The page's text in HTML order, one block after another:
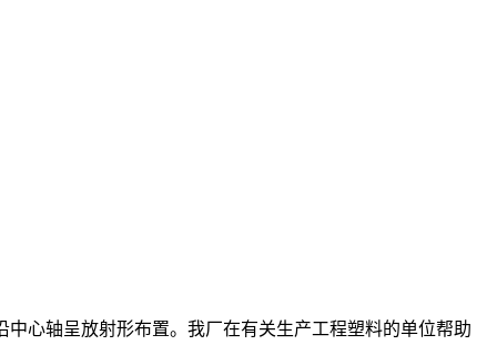
心轴呈放射形布置。我厂在有关生产工程塑料的单位帮助